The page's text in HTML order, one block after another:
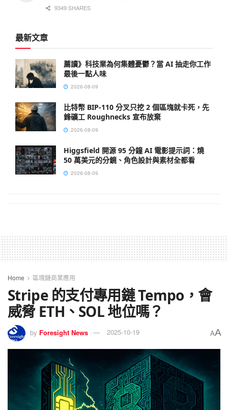
9349 SHARES
最新文章
薦讀》科技業為何集體憂鬱？當 AI 抽走你工作
最後一點人味
2026-08-09
比特幣 BIP-110 分叉只挖 2 個區塊就卡死，先
鋒礦工 Roughnecks 宣布放棄
2026-08-09
Higgsfield 開源 95 分鐘 AI 電影提示詞：燒
50 萬美元的分鏡、角色設計與素材全都看
2026-08-09
Home 區塊鏈商業應用
Stripe 的支付專用鏈 Tempo，會
威脅 ETH、SOL 地位嗎？
by Foresight News 2025-10-19 AA